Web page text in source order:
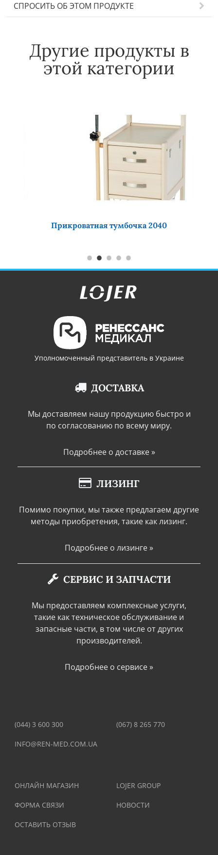
СПРОСИТЬ ОБ ЭТОМ ПРОДУКТЕ
Другие продукты в
этой категории
Прикроватная тумбочка 2040
Уполномоченный представитель в Украине
ДОСТАВКА
Мы доставляем нашу продукцию быстро и
по согласованию по всему миру.
Подробнее о доставке »
ЛИЗИНГ
Помимо покупки, мы также предлагаем другие
методы приобретения, такие как лизинг.
Подробнее о лизинге »
СЕРВИС И ЗАПЧАСТИ
Мы предоставляем комплексные услуги,
такие как техническое обслуживание и
запасные части, в том числе от других
производителей.
Подробнее о сервисе »
(044) 3 600 300 (067) 8 265 770
INFO@REN-MED.COM.UA
ОНЛАЙН МАГАЗИН LOJER GROUP
ФОРМА СВЯЗИ НОВОСТИ
ОСТАВИТЬ ОТЗЫВ